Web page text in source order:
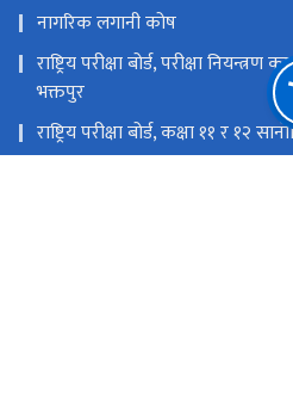
नागरिक लगानी कोष
राष्ट्रिय परीक्षा बोर्ड, परीक्षा
भक्तपुर
राष्ट्रिय परीक्षा बोर्ड, कक्षा ११ र १२